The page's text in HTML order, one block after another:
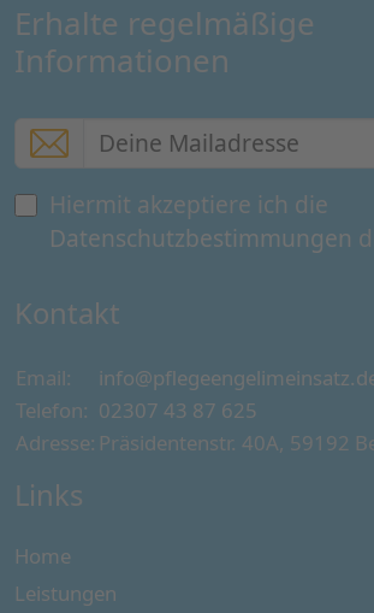
Erhalte regelmäßige
Informationen
Hiermit akzeptiere ich die
Datenschutzbestimmungen
Kontakt
Email:
Telefon: 02307 43 87 625
Adresse: Präsidentenstr. 40A, 59192
Links
Home
Leistungen